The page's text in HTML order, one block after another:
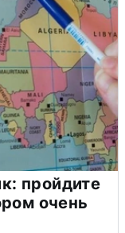
пройдите
очень